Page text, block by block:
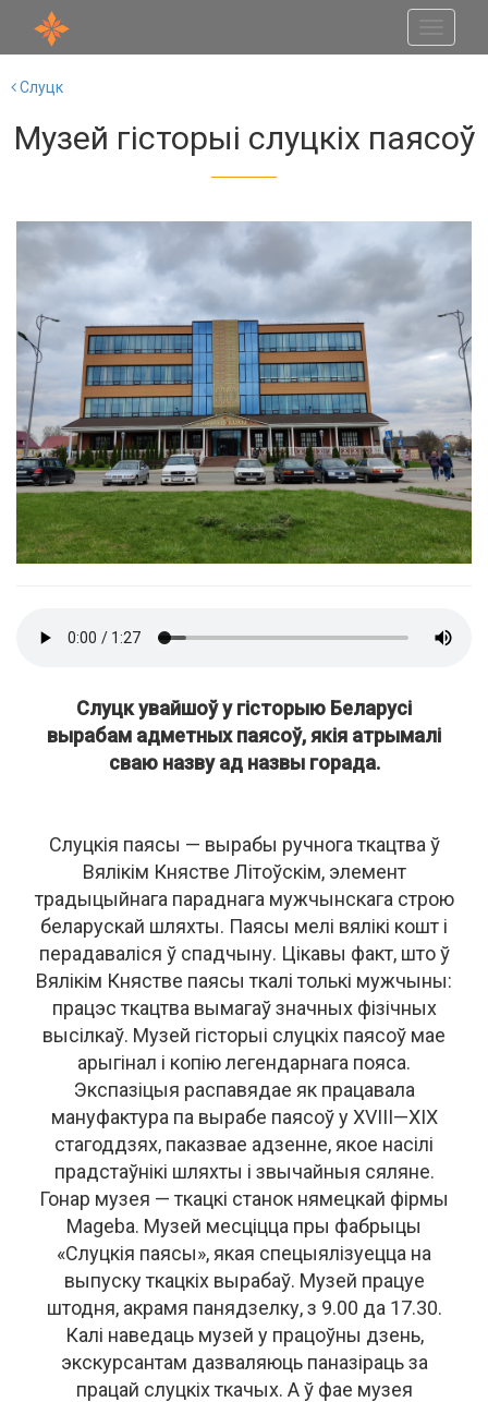
Слуцк
Музей гісторыі слуцкіх паясоў
Слуцк увайшоў у гісторыю Беларусі
вырабам адметных паясоў, якія атрымалі
сваю назву ад назвы горада.
Слуцкія паясы — вырабы ручнога ткацтва ў
Вялікім Княстве Літоўскім, элемент
традыцыйнага параднага мужчынскага строю
беларускай шляхты. Паясы мелі вялікі кошт і
перадаваліся ў спадчыну. Цікавы факт, што ў
Вялікім Княстве паясы ткалі толькі мужчыны:
працэс ткацтва вымагаў значных фізічных
высілкаў. Музей гісторыі слуцкіх паясоў мае
арыгінал і копію легендарнага пояса.
Экспазіцыя распавядае як працавала
мануфактура па вырабе паясоў у XVIII—XIX
стагоддзях, паказвае адзенне, якое насілі
прадстаўнікі шляхты і звычайныя сяляне.
Гонар музея — ткацкі станок нямецкай фірмы
Mageba. Музей месціцца пры фабрыцы
«Слуцкія паясы», якая спецыялізуецца на
выпуску ткацкіх вырабаў. Музей працуе
штодня, акрамя панядзелку, з 9.00 да 17.30.
Калі наведаць музей у працоўны дзень,
экскурсантам дазваляюць паназіраць за
працай слуцкіх ткачых. А ў фае музея